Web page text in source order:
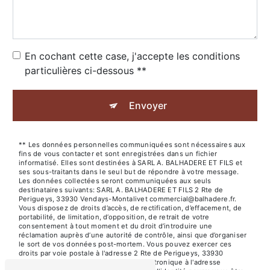
En cochant cette case, j'accepte les conditions
particulières ci-dessous **
Envoyer
** Les données personnelles communiquées sont nécessaires aux
fins de vous contacter et sont enregistrées dans un fichier
informatisé. Elles sont destinées à SARL A. BALHADERE ET FILS et
ses sous-traitants dans le seul but de répondre à votre message.
Les données collectées seront communiquées aux seuls
destinataires suivants: SARL A. BALHADERE ET FILS 2 Rte de
Perigueys, 33930 Vendays-Montalivet commercial@balhadere.fr.
Vous disposez de droits d’accès, de rectification, d’effacement, de
portabilité, de limitation, d’opposition, de retrait de votre
consentement à tout moment et du droit d’introduire une
réclamation auprès d’une autorité de contrôle, ainsi que d’organiser
le sort de vos données post-mortem. Vous pouvez exercer ces
droits par voie postale à l'adresse 2 Rte de Perigueys, 33930
Vendays-Montalivet ou par courrier électronique à l'adresse